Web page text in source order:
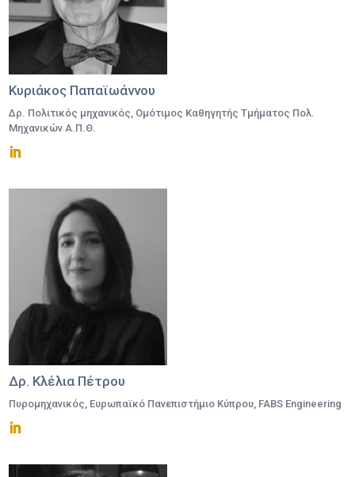
Κυριάκος Παπαϊωάννου
Δρ. Πολιτικός μηχανικός, Ομότιμος Καθηγητής Τμήματος Πολ.
Μηχανικών Α.Π.Θ.
Δρ. Κλέλια Πέτρου
Πυρομηχανικός, Ευρωπαϊκό Πανεπιστήμιο Κύπρου, FABS Engineering